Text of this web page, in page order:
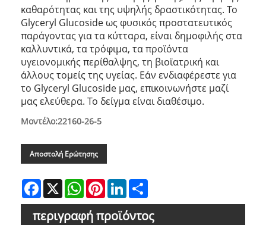
καθαρότητας και της υψηλής δραστικότητας. Το
Glyceryl Glucoside ως φυσικός προστατευτικός
παράγοντας για τα κύτταρα, είναι δημοφιλής στα
καλλυντικά, τα τρόφιμα, τα προϊόντα
υγειονομικής περίθαλψης, τη βιοϊατρική και
άλλους τομείς της υγείας. Εάν ενδιαφέρεστε για
το Glyceryl Glucoside μας, επικοινωνήστε μαζί
μας ελεύθερα. Το δείγμα είναι διαθέσιμο.
Μοντέλο:22160-26-5
Αποστολή Ερώτησης
Facebook
X WhatsAppPinterestLinkedIn
περιγραφή προϊόντος